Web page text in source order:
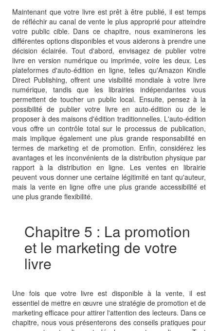
Maintenant que votre livre est prêt à être publié, il est temps
de réfléchir au canal de vente le plus approprié pour atteindre
votre public cible. Dans ce chapitre, nous examinerons les
différentes options disponibles et vous aiderons à prendre une
décision éclairée. Tout d'abord, envisagez de publier votre
livre en version numérique ou imprimée, voire les deux. Les
plateformes d'auto-édition en ligne, telles qu'Amazon Kindle
Direct Publishing, offrent une visibilité mondiale à votre livre
numérique, tandis que les librairies indépendantes vous
permettent de toucher un public local. Ensuite, pensez à la
possibilité de publier votre livre en auto-édition ou de le
proposer à des maisons d'édition traditionnelles. L'auto-édition
vous offre un contrôle total sur le processus de publication,
mais implique également une plus grande responsabilité en
termes de marketing et de promotion. Enfin, considérez les
avantages et les inconvénients de la distribution physique par
rapport à la distribution en ligne. Les ventes en librairie
peuvent vous donner une certaine légitimité en tant qu'auteur,
mais la vente en ligne offre une plus grande accessibilité et
une plus grande flexibilité.
Chapitre 5 : La promotion
et le marketing de votre
livre
Une fois que votre livre est disponible à la vente, il est
essentiel de mettre en œuvre une stratégie de promotion et de
marketing efficace pour attirer l'attention des lecteurs. Dans ce
chapitre, nous vous présenterons des conseils pratiques pour